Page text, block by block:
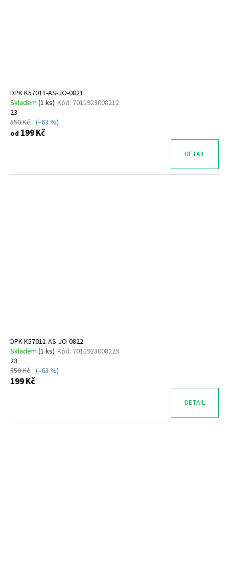
DPK K57011-AS-JO-0821
Skladem (1 ks) Kód: 7011923008212
23
550 Kč (–63 %)
od 199 Kč
DETAIL
DPK K57011-AS-JO-0822
Skladem (1 ks) Kód: 7011923008229
23
550 Kč (–63 %)
199 Kč
DETAIL